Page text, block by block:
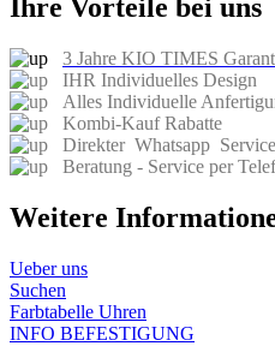
Ihre Vorteile bei uns
3 Jahre KIO TIMES
IHR Individuelles Design
Alles Individuelle
Kombi-Kauf Rabatte
Direkter Whatsapp Service
Beratung - Service per
Weitere
Ueber uns​
Suchen
Farbtabelle Uhren
INFO BEFESTIGUNG